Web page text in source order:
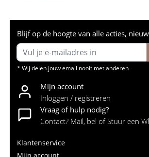
Blijf op de hoogte van alle acties,
* Wij delen jouw email nooit met anderen
Mijn account
Inloggen / registreren
Vraag of hulp nodig?
Contact? Mail, bel of Stuur een
Klantenservice